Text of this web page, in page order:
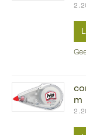
m